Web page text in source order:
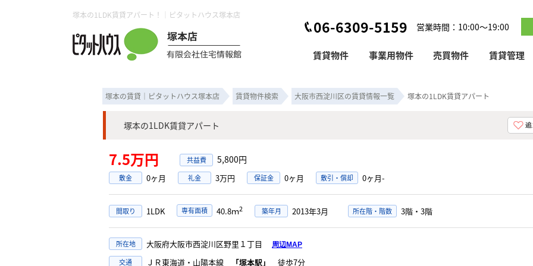
塚本の1LDK賃貸アパート！｜ピタットハウス塚本店
06-6309-5159 営業時間：10:00～19:00
賃貸物件 事業用物件 売買物件 賃貸管理
塚本の賃貸｜ピタットハウス塚本店 賃貸物件検索 大阪市西淀川区の賃貸情報一覧 塚本の1LDK賃貸アパート
塚本の1LDK賃貸アパート
7.5万円 5,800円
敷金 0ヶ月 礼金 3万円 保証金 0ヶ月 敷引・償却 0ヶ月-
間取り 1LDK 専有面積 40.8ｍ2 築年月 2013年3月 所在階・階数 3階・3階
所在地 大阪府大阪市西淀川区野里１丁目 周辺MAP
交通 ＪＲ東海道・山陽本線 「塚本駅」 徒歩7分